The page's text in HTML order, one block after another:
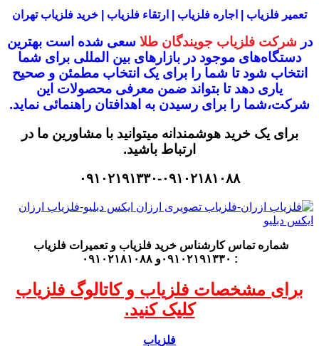
تعمیر فلزیاب | اجاره فلزیاب | ارتقاء فلزیاب | خرید فلزیاب تهران
در شرکت فلزیاب جویندگان طلا سعی شده است بهترین
دستگاه‌های موجود در بازار‌های بین المللی برای شما
انتخاب شودتا شما را برای یک انتخاب مطمئن و صحیح
یاری دهد تا بتواند ضمن معرفی محصولات این
شرکت،شما را برای رسیدن به اهدافتان راهنمائی نماید.
برای یک خرید هوشمندانه میتوانید با مشاورین ما در
ارتباط باشید.
۰۹۱۰۲۱۹۱۳۳۰-۰۹۱۰۲۱۸۱۰۸۸
شماره تماس کارشناس خرید فلزیاب و تعمیرات فلزیاب
: ۰۹۱۰۲۱۹۱۳۳۰و ۰۹۱۰۲۱۸۱۰۸۸
برای مشخصات فلزیاب و کاتالوگ فلزیاب
کلیک کنید.
فلزیاب